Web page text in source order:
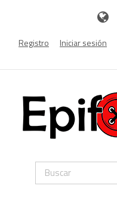
Registro Iniciar sesión